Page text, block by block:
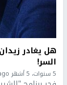
هل يغادر
السر!
5 سنوات، 5 أشهر ago